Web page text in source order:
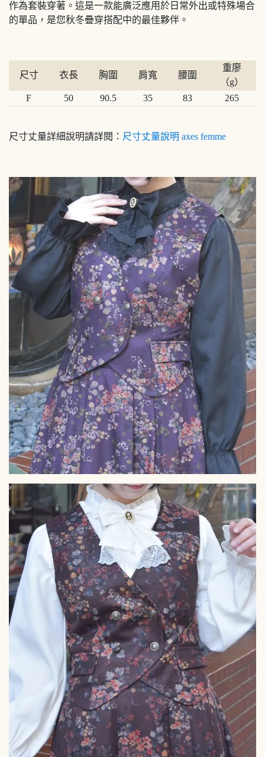
作為套裝穿著。這是一款能廣泛應用於日常外出或特殊場合
的單品，是您秋冬疊穿搭配中的最佳夥伴。
尺寸 衣長 胸圍 肩寬 腰圍
重廖
（g）
F
50 90.5 35 83 265
尺寸丈量詳細說明請詳閱： 尺寸丈量說明 axes femme